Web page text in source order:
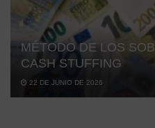
MÉTODO DE LOS
CASH STUFFING
22 DE JUNIO DE 2026